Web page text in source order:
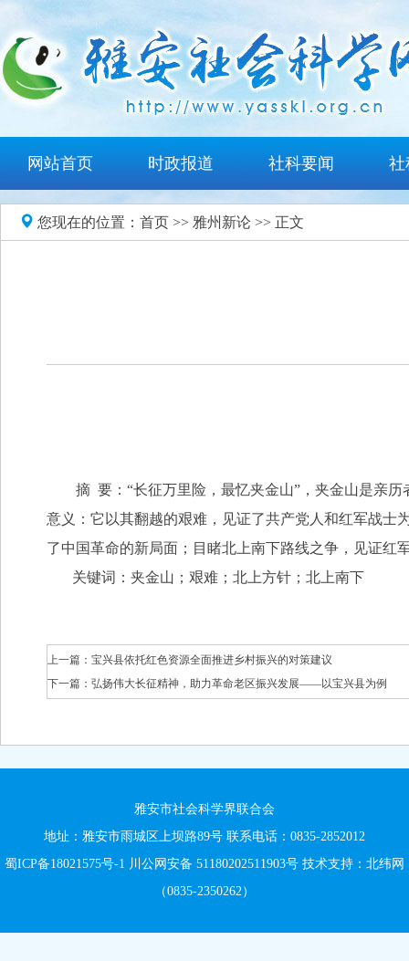
网站首页 时政报道 社科要闻 社
您现在的位置： 首页 >> 雅州新论 >> 正文
摘 要：“长征万里险，最忆夹金山”，夹金山是亲历
意义：它以其翻越的艰难，见证了共产党人和红军战士
了中国革命的新局面；目睹北上南下路线之争，见证红
关键词：夹金山；艰难；北上方针；北上南下
上一篇： 宝兴县依托红色资源全面推进乡村振兴的对策建议
下一篇： 弘扬伟大长征精神，助力革命老区振兴发展——以宝兴县为例
雅安市社会科学界联合会
地址：雅安市雨城区上坝路89号 联系电话：0835-2852012
蜀ICP备18021575号-1 川公网安备 51180202511903号 技术支持： 北纬网
（0835-2350262）